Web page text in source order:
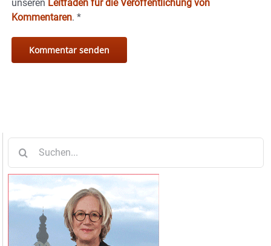
unseren Leitfaden für die Veröffentlichung von
Kommentaren. *
nach: